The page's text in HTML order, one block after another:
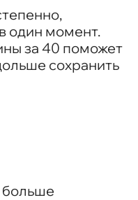
один момент.
за 40 поможет
сохранить
больше